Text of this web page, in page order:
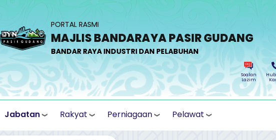
PORTAL RASMI
MAJLIS BANDARAYA PASIR GUDANG
BANDAR RAYA INDUSTRI DAN PELABUHAN
Soalan
Lazim
Jabatan Rakyat Perniagaan Pelawat